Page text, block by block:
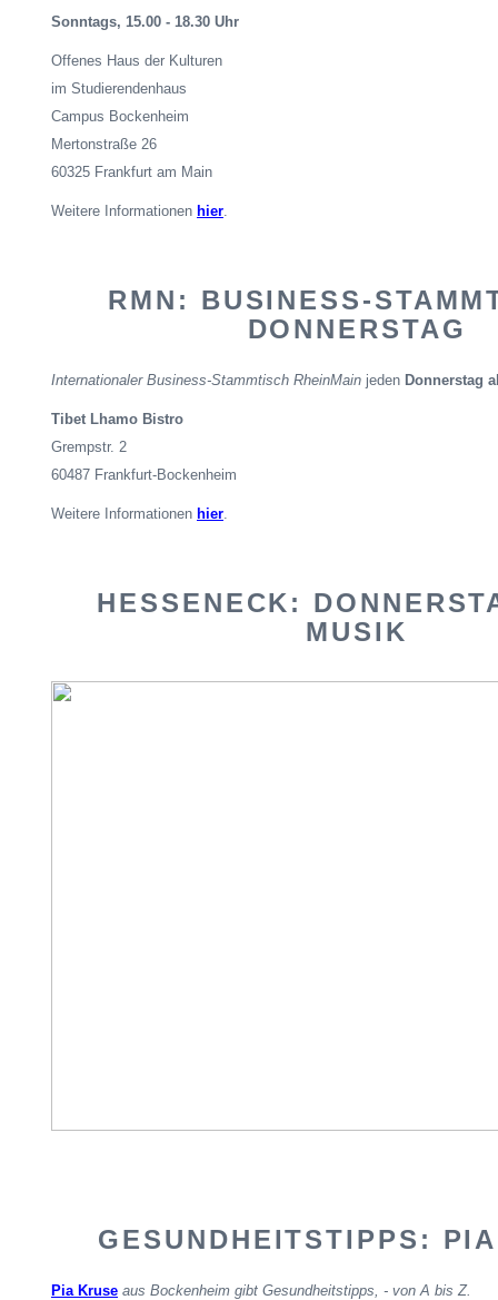
Sonntags, 15.00 - 18.30 Uhr
Offenes Haus der Kulturen
im Studierendenhaus
Campus Bockenheim
Mertonstraße 26
60325 Frankfurt am Main
Weitere Informationen hier
RMN: BUSINESS-
DONNERSTAG
Internationaler Business-Stammtisch RheinMain jeden Donnerstag
Tibet Lhamo Bistro
Grempstr. 2
60487 Frankfurt-Bockenheim
Weitere Informationen hier
HESSENECK:
MUSIK
GESUNDHEITSTIPPS:
Pia Kruse aus Bockenheim gibt Gesundheitstipps, - von A bis Z.